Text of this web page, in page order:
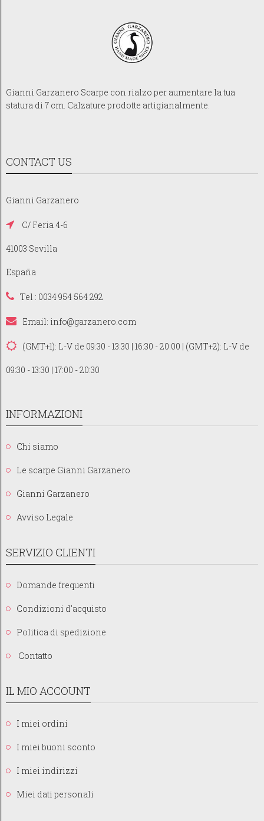
Gianni Garzanero Scarpe con rialzo per aumentare la tua
statura di 7 cm. Calzature prodotte artigianalmente.
CONTACT US
Gianni Garzanero
C/ Feria 4-6
41003 Sevilla
España
Tel : 0034 954 564 292
Email: info@garzanero.com
(GMT+1): L-V de 09:30 - 13:30 | 16:30 - 20:00 | (GMT+2): L-V de
09:30 - 13:30 | 17:00 - 20:30
INFORMAZIONI
Chi siamo
Le scarpe Gianni Garzanero
Gianni Garzanero
Avviso Legale
SERVIZIO CLIENTI
Domande frequenti
Condizioni d'acquisto
Politica di spedizione
Contatto
IL MIO ACCOUNT
I miei ordini
I miei buoni sconto
I miei indirizzi
Miei dati personali